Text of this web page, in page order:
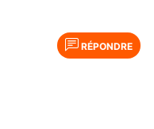
RÉPONDRE